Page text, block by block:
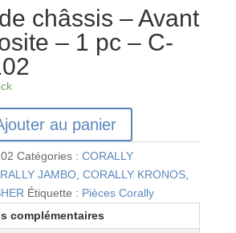
châssis – Avant
– 1 pc – C-
au panier
Catégories : CORALLY
JAMBO, CORALLY KRONOS,
Étiquette : Pièces Corally
complémentaires